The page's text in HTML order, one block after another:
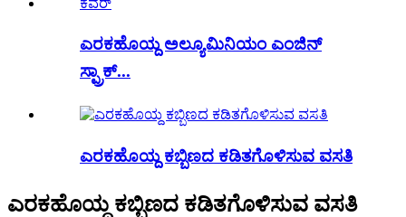
ಎರಕಹೊಯ್ದ ಅಲ್ಯೂಮಿನಿಯಂ ಎಂಜಿನ್
ಸ್ಪ್ರಾಕ್...
ಎರಕಹೊಯ್ದ ಕಬ್ಬಿಣದ ಕಡಿತಗೊಳಿಸುವ ವಸತಿ
ಎರಕಹೊಯ್ದ ಕಬ್ಬಿಣದ ಕಡಿತಗೊಳಿಸುವ ವಸತಿ